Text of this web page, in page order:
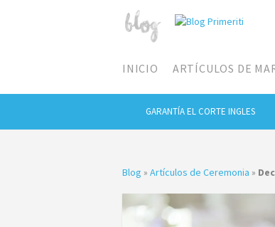
INICIO ARTÍCULOS DE
GARANTÍA EL CORTE INGLES
Blog » Artículos de Ceremonia »